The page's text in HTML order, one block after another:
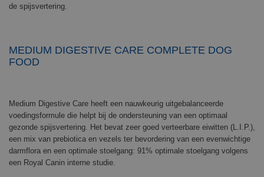
de spijsvertering.
MEDIUM DIGESTIVE CARE COMPLETE DOG
FOOD
Medium Digestive Care heeft een nauwkeurig uitgebalanceerde
voedingsformule die helpt bij de ondersteuning van een optimaal
gezonde spijsvertering. Het bevat zeer goed verteerbare eiwitten (L.I.P.),
een mix van prebiotica en vezels ter bevordering van een evenwichtige
darmflora en een optimale stoelgang: 91% optimale stoelgang volgens
een Royal Canin interne studie.